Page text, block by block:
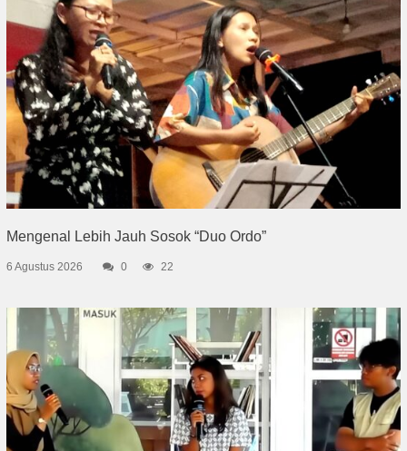
Mengenal Lebih Jauh Sosok “Duo Ordo”
6 Agustus 2026 0 22